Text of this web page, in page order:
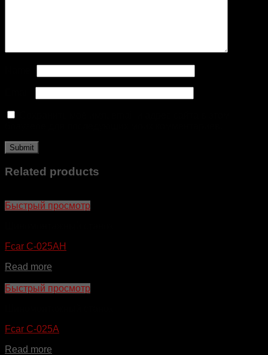
Related products
Быстрый просмотр
Fcar C-025AH
Read more
Быстрый просмотр
Fcar C-025A
Read more